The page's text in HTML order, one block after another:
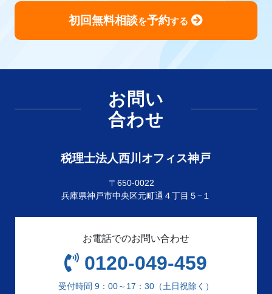
初回無料相談を予約する
お問い
合わせ
税理士法人西川オフィス神戸
〒650-0022
兵庫県神戸市中央区元町通４丁目５−１
お電話でのお問い合わせ
0120-049-459
受付時間 9：00～17：30（土日祝除く）